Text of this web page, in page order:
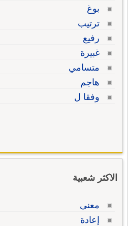
بوغ
ترتيب
رفيع
غبيرة
متسامي
هاجم
وفقا ل
الاكثر شعبية
معنى
إعادة